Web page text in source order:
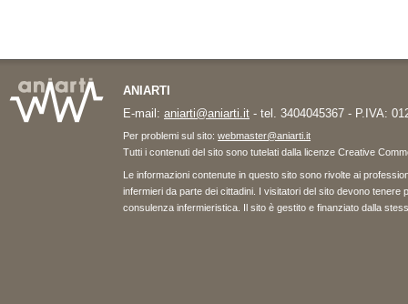
ANIARTI
E-mail: aniarti@aniarti.it - tel. 3404045367 - P.IVA:
Per problemi sul sito: webmaster@aniarti.it
Tutti i contenuti del sito sono tutelati dalla licenze Creative
Le informazioni contenute in questo sito sono rivolte ai
infermieri da parte dei cittadini. I visitatori del sito devono
consulenza infermieristica. Il sito è gestito e finanziato dalla